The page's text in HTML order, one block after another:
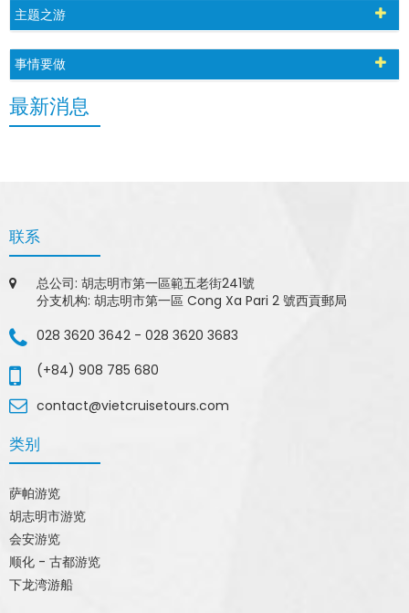
主题之游
事情要做
最新消息
联系
总公司: 胡志明市第一區範五老街241號
分支机构: 胡志明市第一區 Cong Xa Pari 2 號西貢郵局
028 3620 3642 - 028 3620 3683
(+84) 908 785 680
contact@vietcruisetours.com
类别
萨帕游览
胡志明市游览
会安游览
顺化 - 古都游览
下龙湾游船